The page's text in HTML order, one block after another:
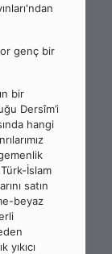
genç bir
bir
Dersîm’i
hangi
İslam
satın
beyaz